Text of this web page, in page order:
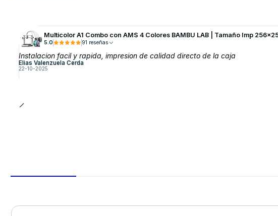
Multicolor A1 Combo con AMS 4 Colores BAMBU LAB | Tamaño Imp
5.0 91 reseñas
Instalacion facil y rapida, impresion de calidad directo de la caja
Elias Valenzuela Cerda
22-10-2025